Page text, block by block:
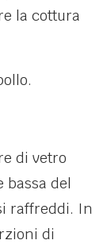
la cottura
di vetro
bassa del
raffreddi. In
di